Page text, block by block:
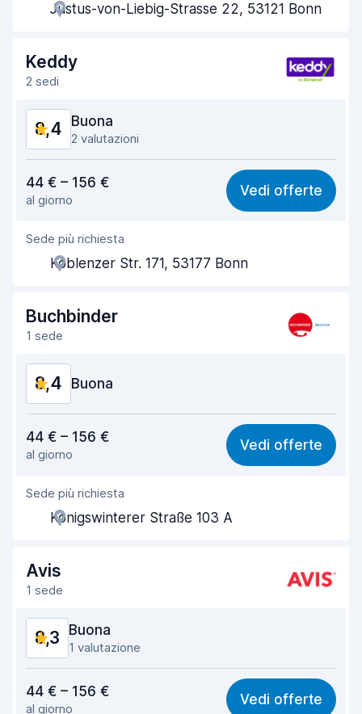
Rapidità del ritiro
Rapidità della riconsegna 8,2
Condizioni dell'auto
Justus-von-Liebig-Strasse 22, 53121 Bonn
Keddy
2 sedi
8,4 Buona
2 valutazioni
8,4
Facile da trovare 8,2
Gentilezza degli agenti
Rapidità del ritiro
Rapidità della riconsegna
Condizioni dell'auto
44 € – 156 €
al giorno
Vedi offerte
Sede più richiesta
Koblenzer Str. 171, 53177 Bonn
Buchbinder
1 sede
8,4 Buona
8,0
Facile da trovare 8,2
Gentilezza degli agenti
Rapidità del ritiro
Rapidità della riconsegna
Condizioni dell'auto
44 € – 156 €
al giorno
Vedi offerte
Sede più richiesta
Königswinterer Straße 103 A
Avis
1 sede
8,3 Buona
1 valutazione
8,1
44 € – 156 €
al giorno
Vedi offerte